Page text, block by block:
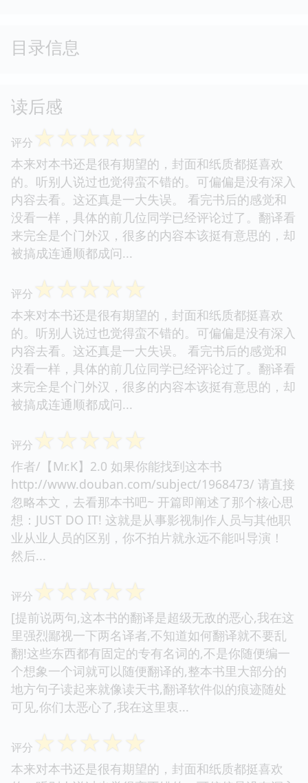
目录信息
读后感
评分 ☆☆☆☆☆
本来对本书还是很有期望的，封面和纸质都挺喜欢
的。听别人说过也觉得蛮不错的。可偏偏是没有深入
内容去看。这还真是一大失误。 看完书后的感觉和
没看一样，具体的前几位同学已经评论过了。翻译看
来完全是个门外汉，很多的内容本该挺有意思的，却
被搞成连通顺都成问...
评分 ☆☆☆☆☆
本来对本书还是很有期望的，封面和纸质都挺喜欢
的。听别人说过也觉得蛮不错的。可偏偏是没有深入
内容去看。这还真是一大失误。 看完书后的感觉和
没看一样，具体的前几位同学已经评论过了。翻译看
来完全是个门外汉，很多的内容本该挺有意思的，却
被搞成连通顺都成问...
评分 ☆☆☆☆☆
作者/【Mr.K】2.0 如果你能找到这本书
http://www.douban.com/subject/1968473/ 请直接
忽略本文，去看那本书吧~ 开篇即阐述了那个核心思
想：JUST DO IT! 这就是从事影视制作人员与其他职
业从业人员的区别，你不拍片就永远不能叫导演！
然后...
评分 ☆☆☆☆☆
[提前说两句,这本书的翻译是超级无敌的恶心,我在这
里强烈鄙视一下两名译者,不知道如何翻译就不要乱
翻!这些东西都有固定的专有名词的,不是你随便编一
个想象一个词就可以随便翻译的,整本书里大部分的
地方句子读起来就像读天书,翻译软件似的痕迹随处
可见,你们太恶心了,我在这里衷...
评分 ☆☆☆☆☆
本来对本书还是很有期望的，封面和纸质都挺喜欢